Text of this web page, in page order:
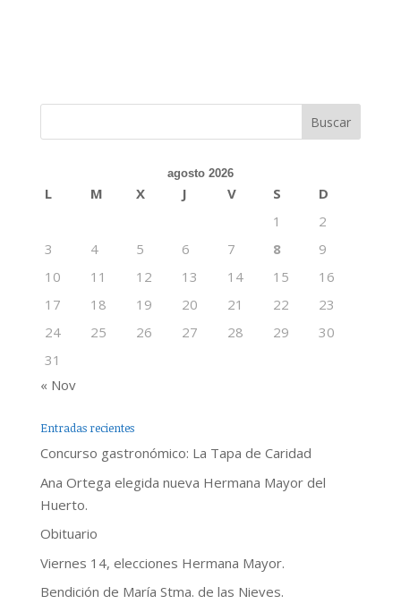
agosto 2026
L M X J V S
D
1
2
3
4 5 6 7 8
9
10
11 12 13 14 15
16
17
18 19 20 21 22
23
24
25 26 27 28 29
30
31
« Nov
Entradas recientes
Concurso gastronómico: La Tapa de Caridad
Ana Ortega elegida nueva Hermana Mayor del
Huerto.
Obituario
Viernes 14, elecciones Hermana Mayor.
Bendición de María Stma. de las Nieves.